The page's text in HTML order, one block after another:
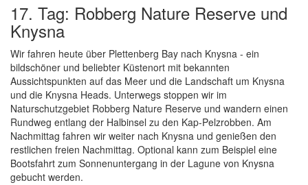
17. Tag: Robberg Nature Reserve und
Knysna
Wir fahren heute über Plettenberg Bay nach Knysna - ein
bildschöner und beliebter Küstenort mit bekannten
Aussichtspunkten auf das Meer und die Landschaft um Knysna
und die Knysna Heads. Unterwegs stoppen wir im
Naturschutzgebiet Robberg Nature Reserve und wandern einen
Rundweg entlang der Halbinsel zu den Kap-Pelzrobben. Am
Nachmittag fahren wir weiter nach Knysna und genießen den
restlichen freien Nachmittag. Optional kann zum Beispiel eine
Bootsfahrt zum Sonnenuntergang in der Lagune von Knysna
gebucht werden.